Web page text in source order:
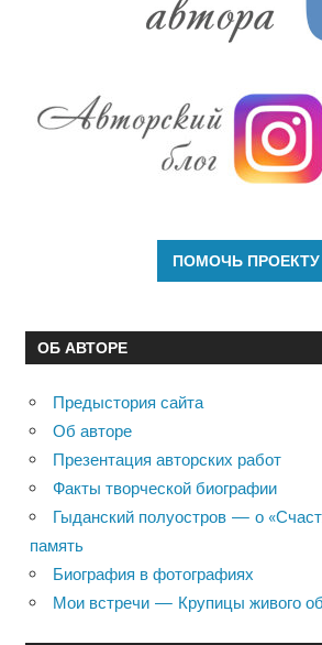
ОБ АВТОРЕ
Предыстория сайта
Об авторе
Презентация авторских работ
Факты творческой биографии
Гыданский полуостров — о
память
Биография в фотографиях
Мои встречи — Крупицы живого